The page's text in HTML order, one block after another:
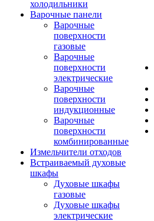
холодильники
Варочные панели
Варочные
поверхности
газовые
Варочные
поверхности
электрические
Варочные
поверхности
индукционные
Варочные
поверхности
комбинированные
Измельчители отходов
Встраиваемый духовые
шкафы
Духовые шкафы
газовые
Духовые шкафы
электрические